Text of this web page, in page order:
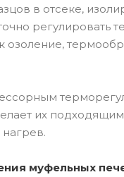
в отсеке,
регулировать
их
муфельных